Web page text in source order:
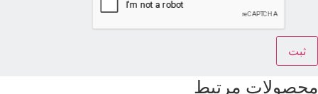
محصولات مرتبط